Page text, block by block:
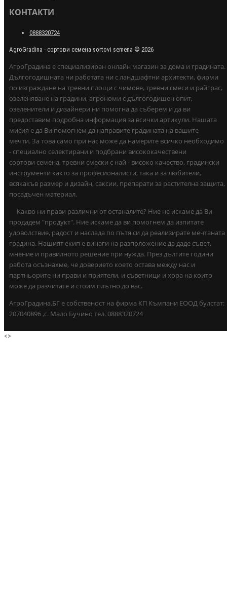
КОНТАКТИ
0888320724
AgroGradina - сортови семена sortovi semena © 2026
АгроГрадина е специализиран онлайн магазин за дома и градината.
Дългогодишната ни работата ни с ландшафтни архитекти, фирми
по изграждане на тревни площи с чимове, тревни смеси и райграс,
озеленяване на градини, агрономи с дългогодишен опит,
озеленители и дизайнери ни помогна да съберем и да ви
предоставим подробна информация за всички артикули. Нашата
мисия е да Ви помогнем да направите градината на вашите
мечти. За това само при нас може да намерите всичко необходимо
- специално селектирани и подбрани висококачествени
сортови семена, тревни смески с най - високо качество, градински
инструменти както за професионалисти, така и за любители,
всякакъв размер и дизайн, саксии, препарати за растителна защита,
посадъчен материал.
Какво ни прави различни от останалите? Ние не искаме да Ви
продадем "продукт". Ние искаме да ви помогнем да изпитате
удоволствие, радост и наслада по пътя си да реализирате мечтаната
градина. Нашият екип е винаги на разположение да даде съвет,
мнение и правилното решение при нужда. През дългите години
работа осъзнахме, че доверието което остава между нас и
партньорите ни прави и приятели, и съветници и хора на които
може да разчитате и стоим плътно до вас.
АгроГрадина.БГ е собственост на фирма КП Къмпани ЕООД булстат:
207040896 ,с. Мало Бучино тел. 0888320724
<>